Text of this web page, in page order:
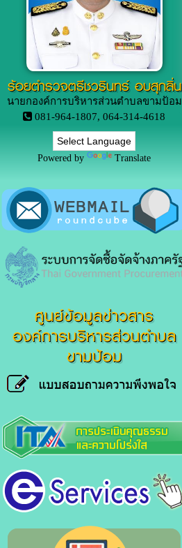
ร้อยตำรวจตรีชวรินทร์ อบสุกลิ่น
นายกองค์การบริหารส่วนตำบลขามป้อม
081-964-1807, 064-314-4618
Powered by Translate
ศูนย์ข้อมูลข่าวสาร
องค์การบริหารส่วนตำบล
ขามป้อม